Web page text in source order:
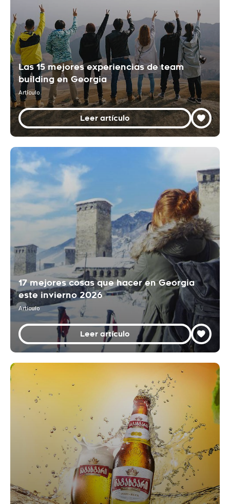
Las 15 mejores experiencias de team
building en Georgia
Artículo
Leer artículo
17 mejores cosas que hacer en Georgia
este invierno 2026
Artículo
Leer artículo